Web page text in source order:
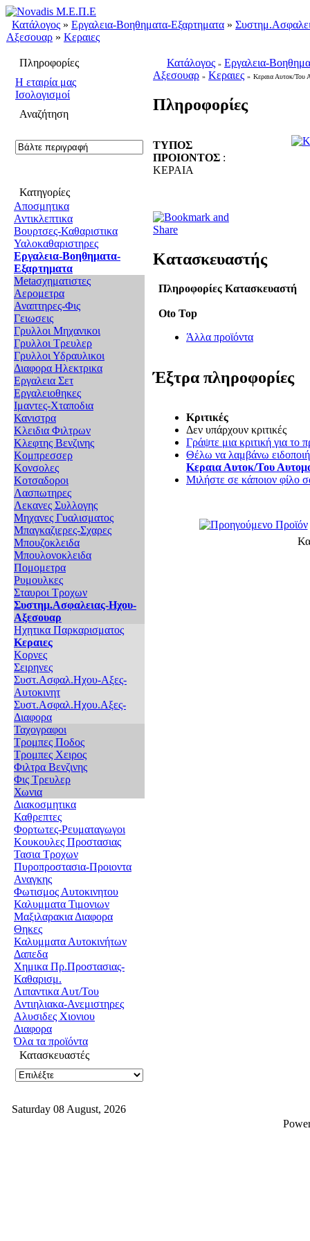
Κατάλογος » Εργαλεια-Βοηθηματα-Εξαρτηματα »
Αξεσουαρ » Κεραιες
Πληροφορίες
H εταιρία μας
Ισολογισμοί
Αναζήτηση
Κατηγορίες
Αποσμητικα
Αντικλεπτικα
Βουρτσες-Καθαριστικα
Υαλοκαθαριστηρες
Εργαλεια-Βοηθηματα-
Εξαρτηματα
Metaσχηματιστες
Αερομετρα
Αναπτηρες-Φις
Γειωσεις
Γρυλλοι Μηχανικοι
Γρυλλοι Τρευλερ
Γρυλλοι Υδραυλικοι
Διαφορα Ηλεκτρικα
Εργαλεια Σετ
Εργαλειοθηκες
Ιμαντες-Χταποδια
Κανιστρα
Κλειδια Φιλτρων
Κλεφτης Βενζινης
Κομπρεσσερ
Κονσολες
Κοτσαδοροι
Λασπωτηρες
Λεκανες Συλλογης
Μηχανες Γυαλισματος
Μπαγκαζιερες-Σχαρες
Μπουζοκλειδα
Μπουλονοκλειδα
Πομομετρα
Ρυμουλκες
Σταυροι Τροχων
Συστημ.Ασφαλειας-Ηχου-
Αξεσουαρ
Ηχητικα Παρκαρισματος
Κεραιες
Κορνες
Σειρηνες
Συστ.Ασφαλ.Ηχου-Αξες-
Αυτοκινητ
Συστ.Ασφαλ.Ηχου.Αξες-
Διαφορα
Ταχογραφοι
Τρομπες Ποδος
Τρομπες Χειρος
Φιλτρα Βενζινης
Φις Τρευλερ
Χωνια
Διακοσμητικα
Καθρεπτες
Φορτωτες-Ρευματαγωγοι
Κουκουλες Προστασιας
Τασια Τροχων
Πυροπροστασια-Προιοντα
Αναγκης
Φωτισμος Αυτοκινητου
Καλυμματα Τιμονιων
Μαξιλαρακια Διαφορα
Θηκες
Καλυμματα Αυτοκινήτων
Δαπεδα
Χημικα Πρ.Προστασιας-
Καθαρισμ.
Λιπαντικα Αυτ/Του
Αντιηλιακα-Ανεμιστηρες
Αλυσιδες Χιονιου
Διαφορα
Όλα τα προϊόντα
Κατασκευαστές
Κατάλογος » Εργαλεια-
Αξεσουαρ » Κεραιες » Κεραια Αυτοκ/Του
Πληροφορίες
ΤΥΠΟΣ
ΠΡΟΙΟΝΤΟΣ :
ΚΕΡΑΙΑ
Κατασκευαστής
Πληροφορίες Κατασκευαστή
Oto Top
Άλλα προϊόντα
Έξτρα πληροφορίες
Κριτικές
Δεν υπάρχουν κριτικές
Γράψτε μια κριτική για το
Θέλω να λαμβάνω
Κεραια Αυτοκ/Του
Μιλήστε σε κάποιον φίλο
Saturday 08 August, 2026